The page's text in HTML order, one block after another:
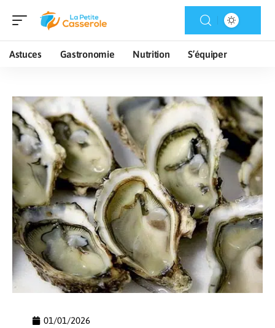
Astuces Gastronomie Nutrition S’équiper
01/01/2026